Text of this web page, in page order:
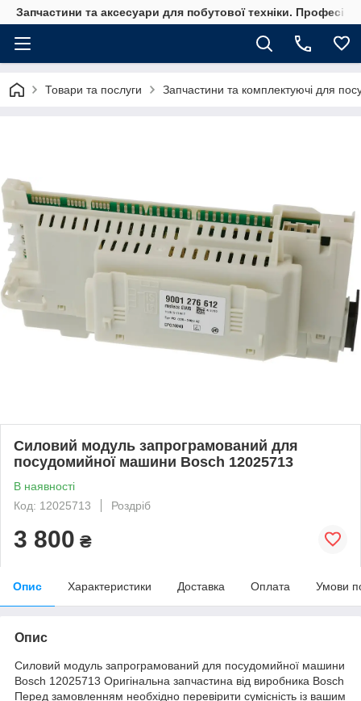
Запчастини та аксесуари для побутової техніки.
Товари та послуги Запчастини та комплектуючі для
Силовий модуль запрограмований для
посудомийної машини Bosch 12025713
В наявності
Код: 12025713
Роздріб
3 800 ₴
Опис Характеристики Доставка Оплата Умови
Опис
Силовий модуль запрограмований для посудомийної машини
Bosch 12025713 Оригінальна запчастина від виробника Bosch
Перед замовленням необхідно перевірити сумісність із вашим